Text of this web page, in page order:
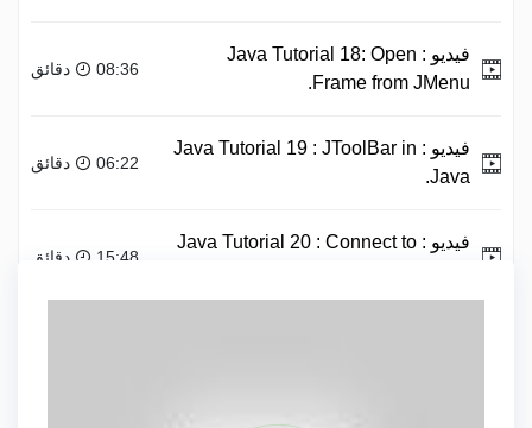
فيديو : Java Tutorial 18: Open
Frame from JMenu.
08:36 دقائق
فيديو : Java Tutorial 19 : JToolBar in
Java.
06:22 دقائق
فيديو : Java Tutorial 20 : Connect to
15:48 دقائق